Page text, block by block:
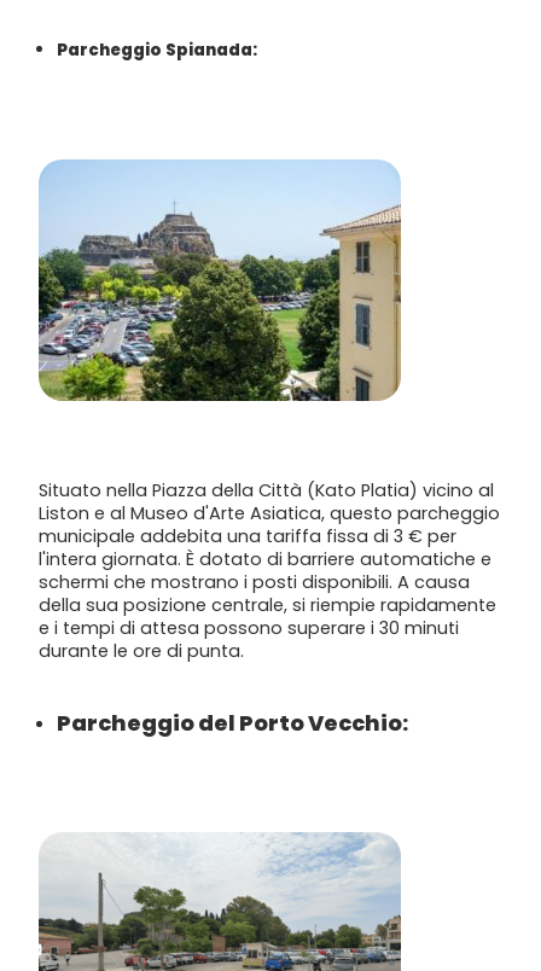
Parcheggio Spianada:
Situato nella Piazza della Città (Kato Platia) vicino al
Liston e al Museo d'Arte Asiatica, questo parcheggio
municipale addebita una tariffa fissa di 3 € per
l'intera giornata. È dotato di barriere automatiche e
schermi che mostrano i posti disponibili. A causa
della sua posizione centrale, si riempie rapidamente
e i tempi di attesa possono superare i 30 minuti
durante le ore di punta.
Parcheggio del Porto Vecchio: